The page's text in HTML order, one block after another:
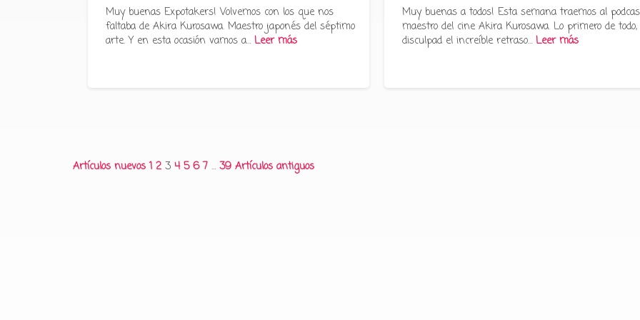
Muy buenas Expotakers! Volvemos con los que nos
faltaba de Akira Kurosawa. Maestro japonés del séptimo
arte. Y en esta ocasión vamos a…Leer más
Muy buenas a todos! Esta semana traemos al
maestro del cine Akira Kurosawa. Lo primero de todo,
disculpad el increíble retraso…Leer más
Paginación
Artículos nuevos 1 2 3 4 5 6 7 … 39 Artículos antiguos